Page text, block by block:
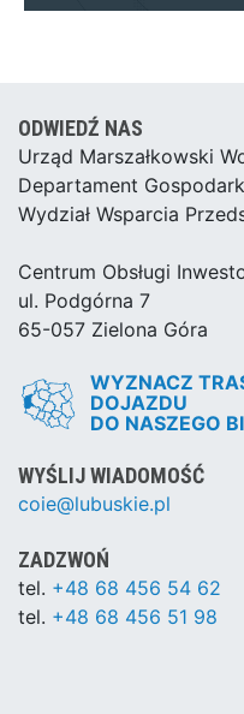
ODWIEDŹ NAS
Urząd Marszałkowski
Departament
Wydział Wsparcia
Centrum Obsługi
ul. Podgórna 7
65-057 Zielona Góra
WYZNACZ
DOJAZDU
DO NASZEGO
WYŚLIJ WIADOMOŚĆ
coie@lubuskie.pl
ZADZWOŃ
tel. +48 68 456 54 62
tel. +48 68 456 51 98